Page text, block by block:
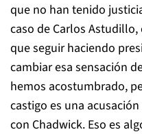
que no han tenido
caso de Carlos
que seguir haciendo
cambiar esa sensación
hemos acostumbrado,
castigo es una
con Chadwick. Eso es